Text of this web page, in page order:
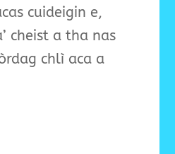
cuideigin e,
cheist a tha nas
chlì aca a